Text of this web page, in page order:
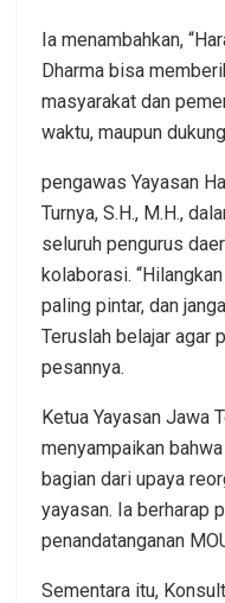
Ia menambahkan,
Dharma bisa
masyarakat dan
waktu, maupun
pengawas Yayasan
Turnya, S.H., M.H.,
seluruh pengurus
kolaborasi.
paling pintar, dan
Teruslah belajar agar
pesannya.
Ketua Yayasan Jawa
menyampaikan
bagian dari upaya
yayasan. Ia berharap
penandatanganan
Sementara itu,